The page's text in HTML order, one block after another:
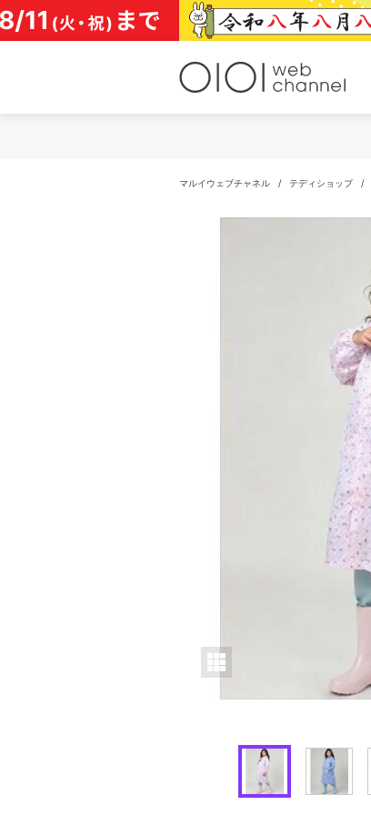
コ
ン
テ
マルイウェブチャネル / テディショップ /